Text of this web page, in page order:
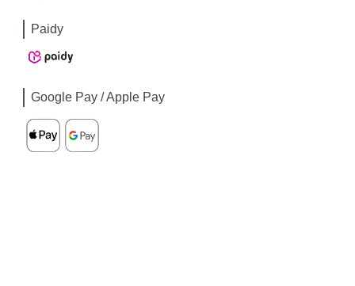
Paidy
Google Pay / Apple Pay